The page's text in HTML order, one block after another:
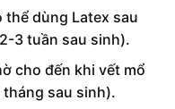
thể dùng Latex sau
3 tuần sau sinh).
cho đến khi vết mổ
sau sinh).